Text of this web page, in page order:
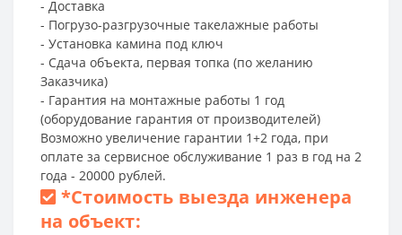
- Доставка
- Погрузо-разгрузочные такелажные работы
- Установка камина под ключ
- Сдача объекта, первая топка (по желанию
Заказчика)
- Гарантия на монтажные работы 1 год
(оборудование гарантия от производителей)
Возможно увеличение гарантии 1+2 года, при
оплате за сервисное обслуживание 1 раз в год на 2
года - 20000 рублей.
*Стоимость выезда инженера
на объект: